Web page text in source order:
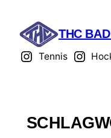
THC
Tennis